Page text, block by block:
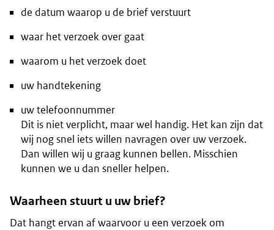
de datum waarop u de brief verstuurt
waar het verzoek over gaat
waarom u het verzoek doet
uw handtekening
uw telefoonnummer
Dit is niet verplicht, maar wel handig. Het kan zijn dat
wij nog snel iets willen navragen over uw verzoek.
Dan willen wij u graag kunnen bellen. Misschien
kunnen we u dan sneller helpen.
Waarheen stuurt u uw brief?
Dat hangt ervan af waarvoor u een verzoek om